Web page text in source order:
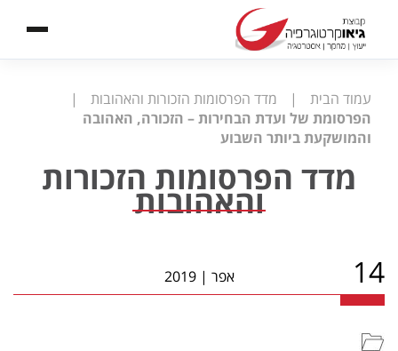
עמוד הבית | מדד הפרסומות הזכורות והאהובות
|
הפרסומת של ועדת הבחירות – הזכורה, האהובה
והמושקעת ביותר השבוע
מדד הפרסומות הזכורות
והאהובות
14 אפר |
2019